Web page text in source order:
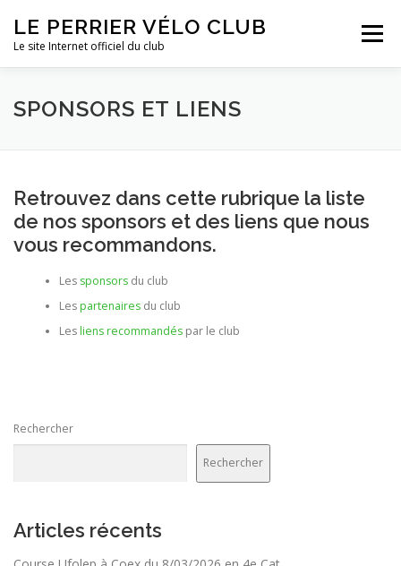
contenu
LE PERRIER VÉLO CLUB
Le site Internet officiel du club
Menu
ACTUALITÉS LE CLUB SPONSORS ET LIENS
SPONSORS ET LIENS
Retrouvez dans cette rubrique la liste
de nos sponsors et des liens que nous
vous recommandons.
Les sponsorsdu club
Les partenairesdu club
Les liens recommandéspar le club
Rechercher
Rechercher
Articles récents